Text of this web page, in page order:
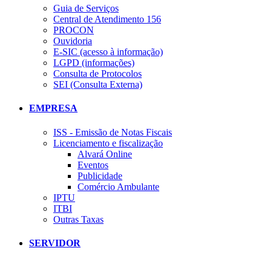
Guia de Serviços
Central de Atendimento 156
PROCON
Ouvidoria
E-SIC (acesso à informação)
LGPD (informações)
Consulta de Protocolos
SEI (Consulta Externa)
EMPRESA
ISS - Emissão de Notas Fiscais
Licenciamento e fiscalização
Alvará Online
Eventos
Publicidade
Comércio Ambulante
IPTU
ITBI
Outras Taxas
SERVIDOR